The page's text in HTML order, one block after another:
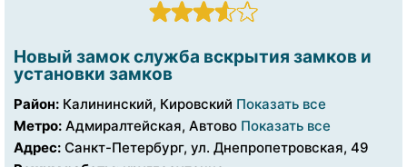
Новый замок служба вскрытия замков и
установки замков
Район: Калининский, Кировский Показать все
Метро: Адмиралтейская, Автово Показать все
Адрес: Санкт-Петербург, ул. Днепропетровская, 49